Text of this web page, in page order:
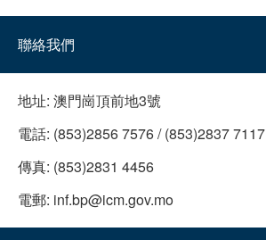
聯絡我們
地址: 澳門崗頂前地3號
電話: (853)2856 7576 / (853)2837 7117
傳真: (853)2831 4456
電郵: inf.bp@icm.gov.mo